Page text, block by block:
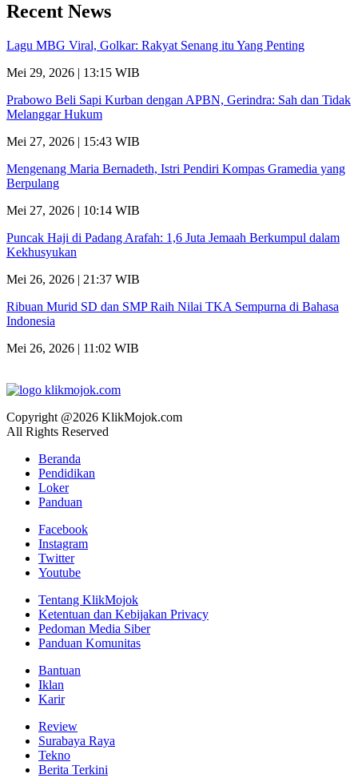
Recent News
Lagu MBG Viral, Golkar: Rakyat Senang itu Yang Penting
Mei 29, 2026 | 13:15 WIB
Prabowo Beli Sapi Kurban dengan APBN, Gerindra: Sah dan Tidak
Melanggar Hukum
Mei 27, 2026 | 15:43 WIB
Mengenang Maria Bernadeth, Istri Pendiri Kompas Gramedia yang
Berpulang
Mei 27, 2026 | 10:14 WIB
Puncak Haji di Padang Arafah: 1,6 Juta Jemaah Berkumpul dalam
Kekhusyukan
Mei 26, 2026 | 21:37 WIB
Ribuan Murid SD dan SMP Raih Nilai TKA Sempurna di Bahasa
Indonesia
Mei 26, 2026 | 11:02 WIB
Copyright @2026 KlikMojok.com
All Rights Reserved
Beranda
Pendidikan
Loker
Panduan
Facebook
Instagram
Twitter
Youtube
Tentang KlikMojok
Ketentuan dan Kebijakan Privacy
Pedoman Media Siber
Panduan Komunitas
Bantuan
Iklan
Karir
Review
Surabaya Raya
Tekno
Berita Terkini